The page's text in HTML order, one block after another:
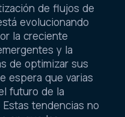
de flujos de
evolucionando
la creciente
y la
de optimizar sus
espera que varias
futuro de la
tendencias no